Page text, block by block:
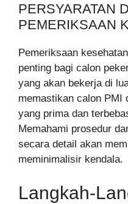
PERSYARATAN
PEMERIKSAAN
Pemeriksaan
penting bagi calon
yang akan bekerja di
memastikan calon PMI
yang prima dan
Memahami prosedur
secara detail akan
meminimalisir kendala.
Langkah-